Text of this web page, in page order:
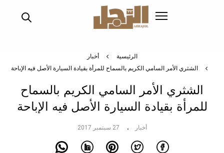
الرئيسية
أخبار
الشثري الأمر السامي الكريم بالسماح للمرأة بقيادة السيارة الأصل فيه الإباحة
الشثري الأمر السامي الكريم بالسماح
للمرأة بقيادة السيارة الأصل فيه الإباحة
أخبار 27 سبتمبر 2017